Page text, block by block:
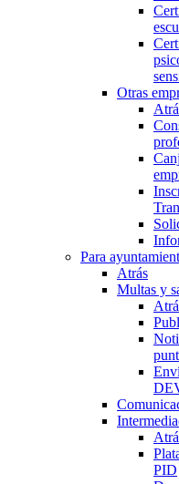
Otras
Para
Atrás
Multas y
PID